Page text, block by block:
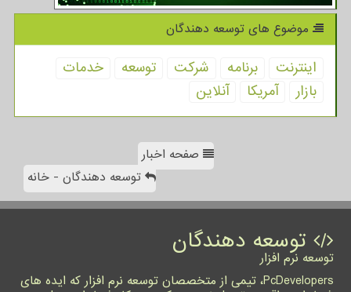
موضوع های توسعه دهندگان
اینترنت برنامه شركت توسعه
خدمات
بازار
آمریكا آنلاین
صفحه اخبار
توسعه دهندگان - خانه
توسعه دهندگان
توسعه نرم افزار
PcDevelopers، تیمی از متخصصان توسعه نرم افزار که ایده های